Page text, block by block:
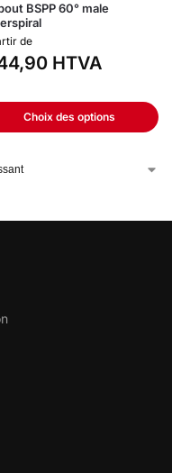
BSPP 60° male
de
HTVA
Choix des options